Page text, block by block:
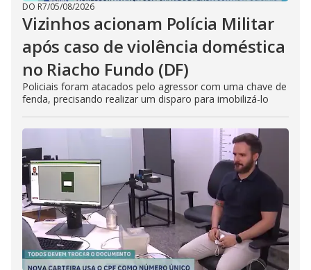
DO R7/05/08/2026
Vizinhos acionam Polícia Militar
após caso de violência doméstica
no Riacho Fundo (DF)
Policiais foram atacados pelo agressor com uma chave de
fenda, precisando realizar um disparo para imobilizá-lo